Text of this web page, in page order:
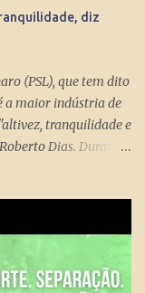
apresentá-lo de
Essas virtudes
diz
(PSL), que tem dito
a maior indústria de
tranquilidade e
Dias. Durante